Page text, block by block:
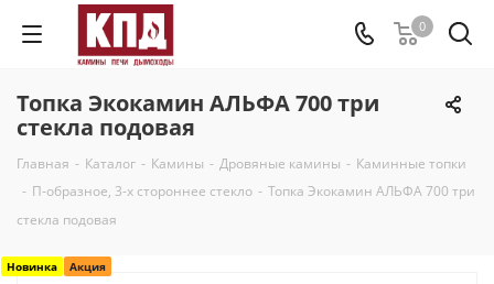
0
Топка Экокамин АЛЬФА 700 три
стекла подовая
Главная - Каталог - Камины - Дровяные камины - Каминные топки
- П-образное, 3-х стороннее стекло - Топка Экокамин АЛЬФА 700 три
стекла подовая
Новинка Акция